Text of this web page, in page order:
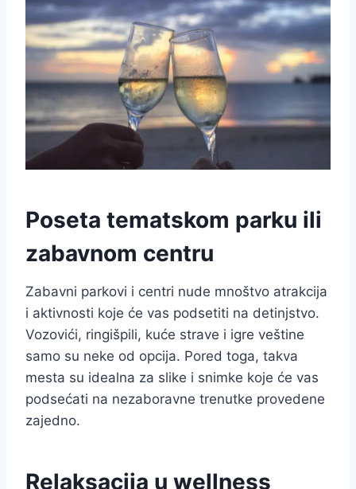
Poseta tematskom parku ili
zabavnom centru
Zabavni parkovi i centri nude mnoštvo atrakcija
i aktivnosti koje će vas podsetiti na detinjstvo.
Vozovići, ringišpili, kuće strave i igre veštine
samo su neke od opcija. Pored toga, takva
mesta su idealna za slike i snimke koje će vas
podsećati na nezaboravne trenutke provedene
zajedno.
Relaksacija u wellness